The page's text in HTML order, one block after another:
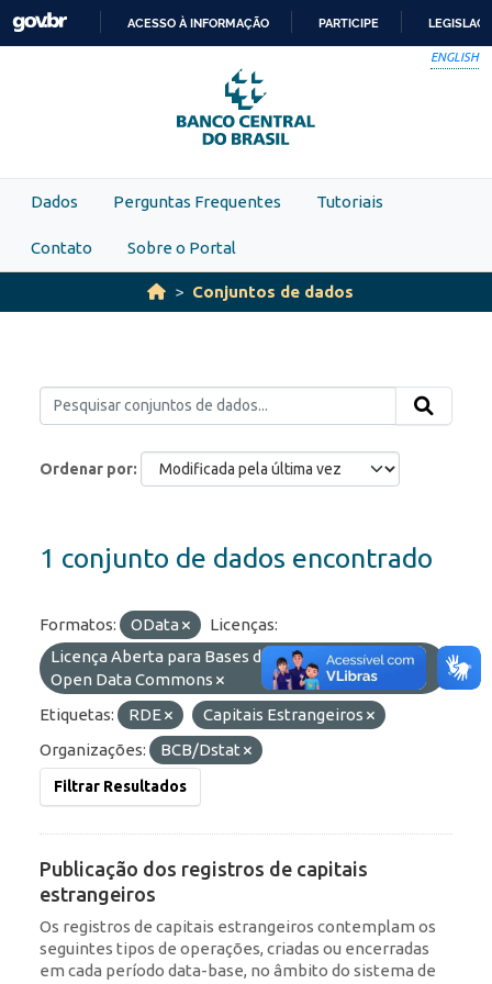
Skip to main content
PARA
O
CONTEÚDO
ACESSO À INFORMAÇÃO PARTICIPE
ENGLISH
Dados Perguntas Frequentes Tutoriais
Contato Sobre o Portal
Conjuntos de dados
Ordenar por
1 conjunto de dados encontrado
Formatos: OData
Licenças:
Licença Aberta para Bases de Dados (ODbL) do
Open Data Commons
Etiquetas:
RDE
Capitais Estrangeiros
Organizações:
BCB/Dstat
Filtrar Resultados
Publicação dos registros de capitais
estrangeiros
Os registros de capitais estrangeiros contemplam os
seguintes tipos de operações, criadas ou encerradas
em cada período data-base, no âmbito do sistema de